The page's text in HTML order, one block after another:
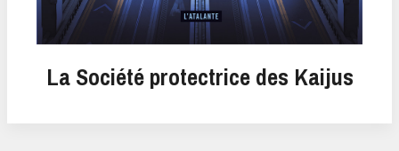
La Société protectrice des Kaijus